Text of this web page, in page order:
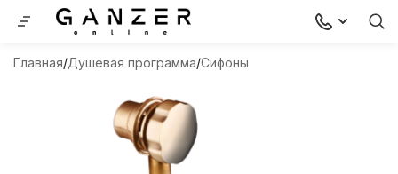
Главная Душевая программа Сифоны